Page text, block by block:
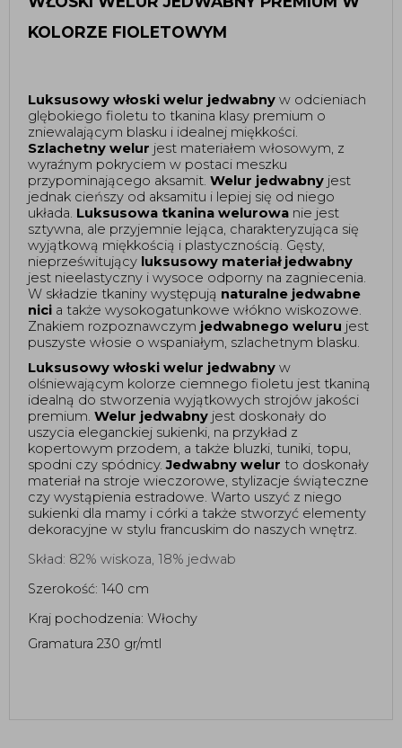
KOLORZE FIOLETOWYM
Luksusowy włoski welur jedwabny w odcieniach
glębokiego fioletu to tkanina klasy premium o
Szlachetny welur jest materiałem włosowym, z
wyraźnym pokryciem w postaci meszku
przypominającego aksamit. Welur jedwabny jest
jednak cieńszy od aksamitu i lepiej się od niego
układa. Luksusowa tkanina welurowa nie jest
sztywna, ale przyjemnie lejąca, charakteryzująca się
wyjątkową miękkością i plastycznością. Gęsty,
nieprześwitujący luksusowy materiał jedwabny
jest nieelastyczny i wysoce odporny na zagniecenia.
W składzie tkaniny występują naturalne jedwabne
nici a także wysokogatunkowe włókno wiskozowe.
Znakiem rozpoznawczym jedwabnego weluru jest
puszyste włosie o wspaniałym, szlachetnym blasku.
Luksusowy włoski welur jedwabny w
olśniewającym kolorze ciemnego fioletu jest tkaniną
idealną do stworzenia wyjątkowych strojów jakości
premium. Welur jedwabny jest doskonały do
uszycia eleganckiej sukienki, na przykład z
kopertowym przodem, a także bluzki, tuniki, topu,
spodni czy spódnicy. Jedwabny welur to doskonały
materiał na stroje wieczorowe, stylizacje świąteczne
czy wystąpienia estradowe. Warto uszyć z niego
sukienki dla mamy i córki a także stworzyć elementy
dekoracyjne w stylu francuskim do naszych wnętrz.
Skład: 82% wiskoza, 18% jedwab
Szerokość: 140 cm
Kraj pochodzenia: Włochy
Gramatura 230 gr/mtl